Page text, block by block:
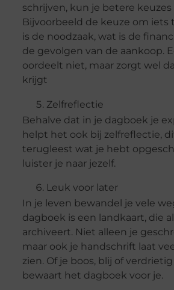
schrijven, kun je betere keuzes
Bijvoorbeeld de keuze om iets
is de noodzaak, wat is de
de gevolgen van de aankoop.
oordeelt niet, maar zorgt wel
krijgt
Zelfreflectie
Behalve dat in je dagboek je
helpt het ook bij zelfreflectie,
terugleest wat je hebt
luister je naar jezelf.
Leuk voor later
In je leven bewandel je vele
dagboek is een landkaart, die
archiveert. Niet alleen je
maar ook je handschrift laat
zien. Of je boos, blij of
bewaart het dagboek voor je.